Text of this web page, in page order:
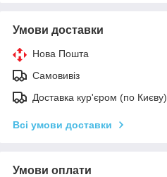
Умови доставки
Нова Пошта
Самовивіз
Доставка кур'єром (по Києву)
Всі умови доставки
Умови оплати